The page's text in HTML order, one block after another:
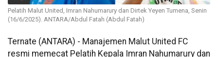
Pelatih Malut United, Imran Nahumarury dan Dirtek Yeyen Tumena, Senin
(16/6/2025). ANTARA/Abdul Fatah (Abdul Fatah)
Ternate (ANTARA) - Manajemen Malut United FC
resmi memecat Pelatih Kepala Imran Nahumarury dan